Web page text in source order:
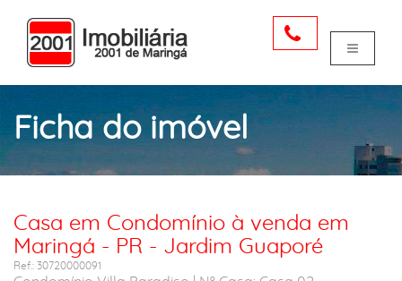
Ficha do imóvel
Casa em Condomínio à venda em
Maringá - PR - Jardim Guaporé
Ref.: 30720000091